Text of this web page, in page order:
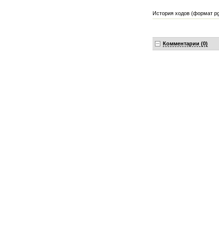
История ходов (формат
Комментарии (0)